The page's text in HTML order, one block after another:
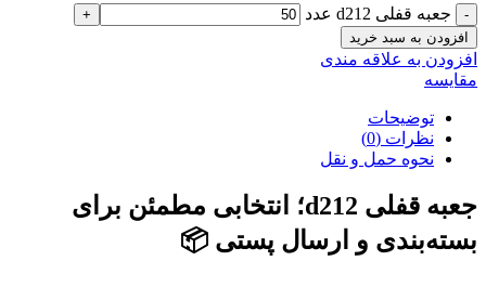
جعبه قفلی d212 عدد
افزودن به سبد خرید
افزودن به علاقه مندی
مقایسه
توضیحات
نظرات (0)
نحوه حمل و نقل
جعبه قفلی d212؛ انتخابی مطمئن برای
بسته‌بندی و ارسال پستی 📦